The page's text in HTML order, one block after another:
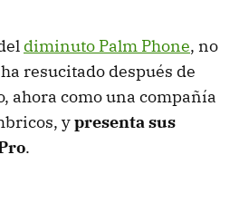
diminuto Palm Phone, no
resucitado después de
ahora como una compañía
ypresenta sus
.